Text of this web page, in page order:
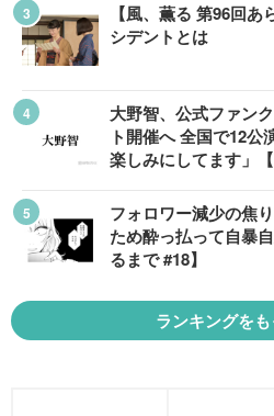
【風、薫る 第96回
シデントとは
大野智、公式ファン
ト開催へ 全国で12
楽しみにしてます」【
フォロワー減少の焦
ため酔っ払って自暴
るまで #18】
ランキングを